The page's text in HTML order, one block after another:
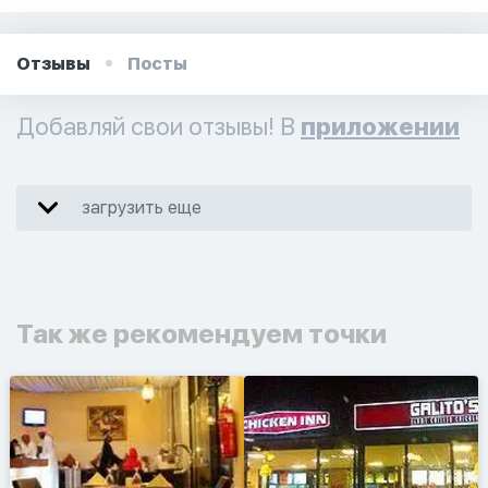
Отзывы Посты
Добавляй свои отзывы! В приложении
загрузить еще
Так же рекомендуем точки